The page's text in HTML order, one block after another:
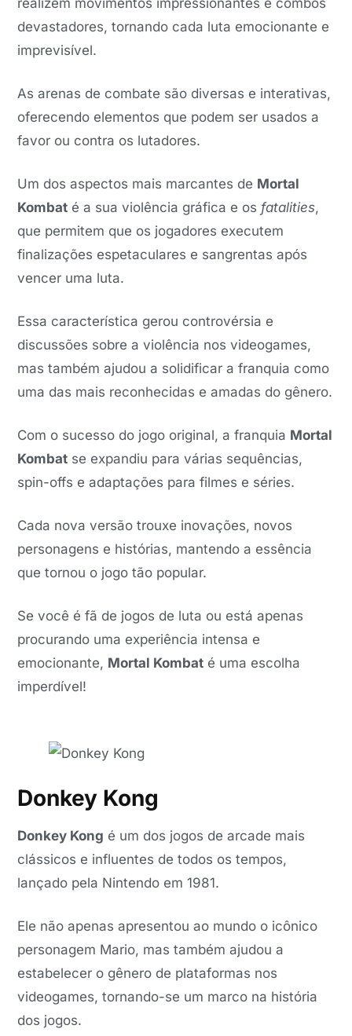
realizem movimentos impressionantes e combos
devastadores, tornando cada luta emocionante e
imprevisível.
As arenas de combate são diversas e interativas,
oferecendo elementos que podem ser usados a
favor ou contra os lutadores.
Um dos aspectos mais marcantes de Mortal
Kombat é a sua violência gráfica e osfatalities,
que permitem que os jogadores executem
finalizações espetaculares e sangrentas após
vencer uma luta.
Essa característica gerou controvérsia e
discussões sobre a violência nos videogames,
mas também ajudou a solidificar a franquia como
uma das mais reconhecidas e amadas do gênero.
Com o sucesso do jogo original, a franquia Mortal
Kombat se expandiu para várias sequências,
spin-offs e adaptações para filmes e séries.
Cada nova versão trouxe inovações, novos
personagens e histórias, mantendo a essência
que tornou o jogo tão popular.
Se você é fã de jogos de luta ou está apenas
procurando uma experiência intensa e
emocionante, Mortal Kombat é uma escolha
imperdível!
Donkey Kong
Donkey Kong é um dos jogos de arcade mais
clássicos e influentes de todos os tempos,
lançado pela Nintendo em 1981.
Ele não apenas apresentou ao mundo o icônico
personagem Mario, mas também ajudou a
estabelecer o gênero de plataformas nos
videogames, tornando-se um marco na história
dos jogos.